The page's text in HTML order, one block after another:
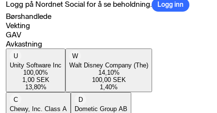
Logg på Nordnet Social for å se beholdning. Logg inn
Børshandlede
Vekting
GAV
Avkastning
U
Unity Software Inc
100,00%
1,00 SEK
13,80%
W
Walt Disney Company (The)
14,10%
100,00 SEK
1,40%
C
Chewy, Inc. Class A
D
Dometic Group AB